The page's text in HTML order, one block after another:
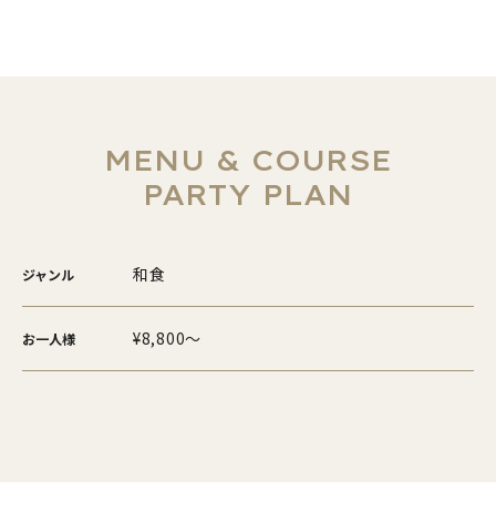
MENU & COURSE
PARTY PLAN
ジャンル 和食
お一人様 ¥8,800～